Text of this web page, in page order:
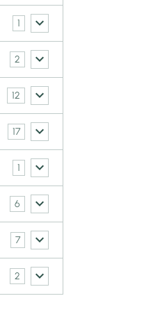
1
2
12
17
1
6
7
2